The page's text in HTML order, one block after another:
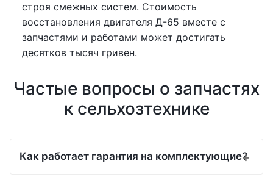
строя смежных систем. Стоимость
восстановления двигателя Д-65 вместе с
запчастями и работами может достигать
десятков тысяч гривен.
Частые вопросы о запчастях
к сельхозтехнике
Как работает гарантия на комплектующие?